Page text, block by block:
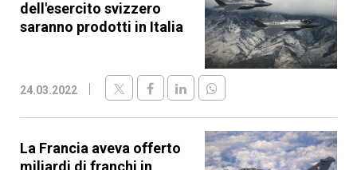
dell'esercito svizzero
saranno prodotti in Italia
24.03.2022
La Francia aveva offerto
miliardi di franchi in